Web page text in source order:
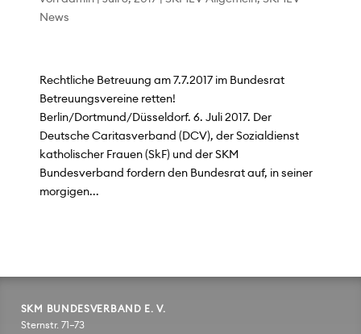
News
Rechtliche Betreuung am 7.7.2017 im Bundesrat
Betreuungsvereine retten!
Berlin/Dortmund/Düsseldorf. 6. Juli 2017. Der
Deutsche Caritasverband (DCV), der Sozialdienst
katholischer Frauen (SkF) und der SKM
Bundesverband fordern den Bundesrat auf, in seiner
morgigen...
SKM BUNDESVERBAND E. V.
Sternstr. 71–73